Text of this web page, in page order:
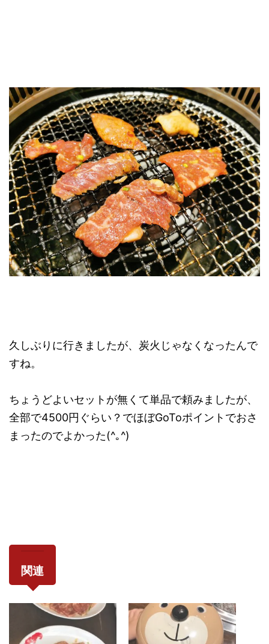
久しぶりに行きましたが、炭火じゃなくなったんで
すね。
ちょうどよいセットが無くて単品で頼みましたが、
全部で4500円ぐらい？でほぼGoToポイントでおさ
まったのでよかった(^｡^)
関連